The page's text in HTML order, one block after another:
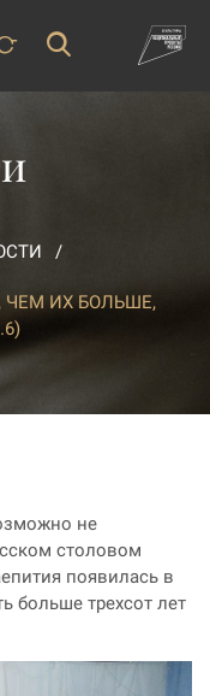
ЧЕМ ИХ БОЛЬШЕ,
не
столовом
появилась в
больше трехсот лет